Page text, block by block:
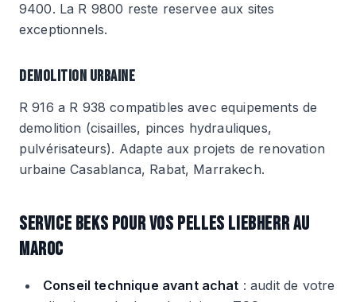
9400. La R 9800 reste reservee aux sites
exceptionnels.
DEMOLITION URBAINE
R 916 a R 938 compatibles avec equipements de
demolition (cisailles, pinces hydrauliques,
pulvérisateurs). Adapte aux projets de renovation
urbaine Casablanca, Rabat, Marrakech.
SERVICE BEKS POUR VOS PELLES LIEBHERR AU
MAROC
Conseil technique avant achat : audit de votre